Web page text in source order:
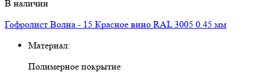
В наличии
Гофролист Волна - 15 Красное вино RAL 3005 0.45 мм
Материал:
Полимерное покрытие